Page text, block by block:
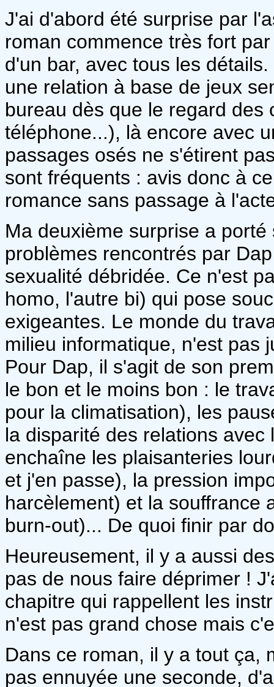
J'ai d'abord été surprise par
roman commence très fort
d'un bar, avec tous les
une relation à base de jeux
bureau dès que le regard
téléphone...), là encore avec
passages osés ne s'étirent
sont fréquents : avis donc à
romance sans passage à
Ma deuxième surprise a
problèmes rencontrés par
sexualité débridée. Ce n'est
homo, l'autre bi) qui pose
exigeantes. Le monde du
milieu informatique, n'est pas
Pour Dap, il s'agit de son
le bon et le moins bon : le
pour la climatisation), les
la disparité des relations
enchaîne les plaisanteries
et j'en passe), la pression
harcèlement) et la souffrance
burn-out)... De quoi finir par
Heureusement, il y a aussi
pas de nous faire déprimer !
chapitre qui rappellent les
n'est pas grand chose mais
Dans ce roman, il y a tout ça,
pas ennuyée une seconde,